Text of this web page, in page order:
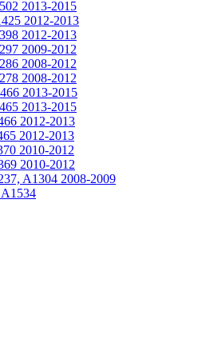
2013-2015
2012-2013
2012-2013
2009-2012
2008-2012
2008-2012
2013-2015
2013-2015
2012-2013
2012-2013
2010-2012
2010-2012
A1304 2008-2009